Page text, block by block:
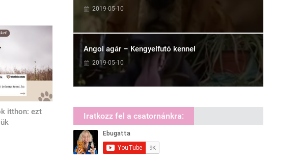
itthon: ezt
2019-05-10
Angol agár – Kengyelfutó kennel
2019-05-10
Iratkozz fel a csatornánkra: